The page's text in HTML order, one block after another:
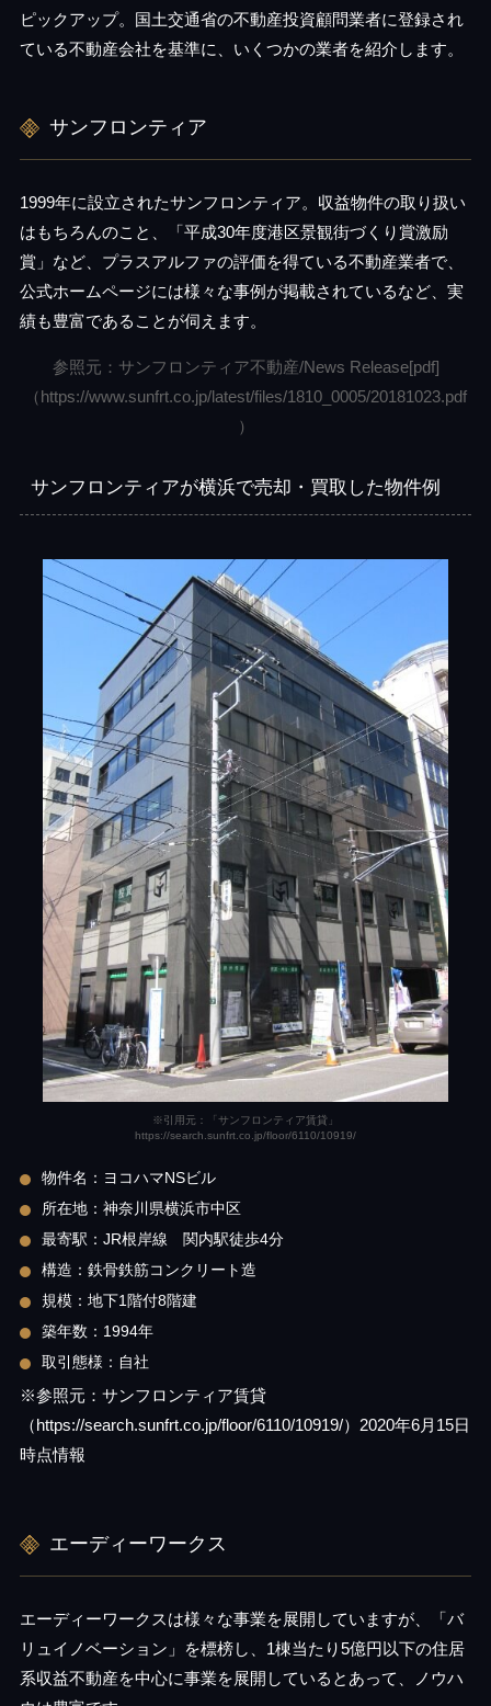
ピックアップ。国土交通省の不動産投資顧問業者に登録され
ている不動産会社を基準に、いくつかの業者を紹介します。
サンフロンティア
1999年に設立されたサンフロンティア。収益物件の取り扱い
はもちろんのこと、「平成30年度港区景観街づくり賞激励
賞」など、プラスアルファの評価を得ている不動産業者で、
公式ホームページには様々な事例が掲載されているなど、実
績も豊富であることが伺えます。
参照元：サンフロンティア不動産/News Release[pdf]
（https://www.sunfrt.co.jp/latest/files/1810_0005/20181023.pdf
）
サンフロンティアが横浜で売却・買取した物件例
※引用元：「サンフロンティア賃貸」
https://search.sunfrt.co.jp/floor/6110/10919/
物件名：ヨコハマNSビル
所在地：神奈川県横浜市中区
最寄駅：JR根岸線 関内駅徒歩4分
構造：鉄骨鉄筋コンクリート造
規模：地下1階付8階建
築年数：1994年
取引態様：自社
※参照元：サンフロンティア賃貸
（https://search.sunfrt.co.jp/floor/6110/10919/）2020年6月15日
時点情報
エーディーワークス
エーディーワークスは様々な事業を展開していますが、「バ
リュイノベーション」を標榜し、1棟当たり5億円以下の住居
系収益不動産を中心に事業を展開しているとあって、ノウハ